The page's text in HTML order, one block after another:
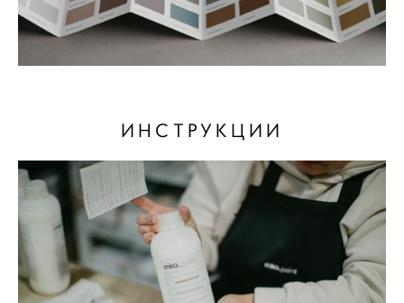
ИНСТРУКЦИИ